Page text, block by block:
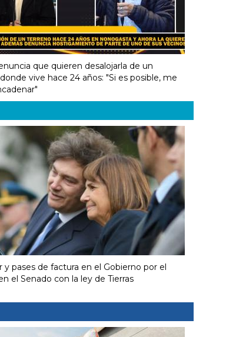
que quieren desalojarla de un
vive hace 24 años: "Si es posible, me
y pases de factura en el Gobierno por el
el Senado con la ley de Tierras